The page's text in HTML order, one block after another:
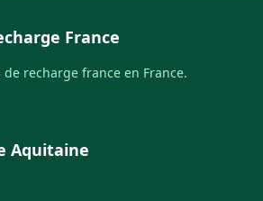
France
recharge france en France.
Aquitaine